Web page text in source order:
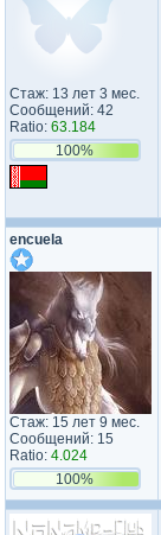
Стаж: 13 лет 3 мес.
Сообщений: 42
Ratio: 63.184
100%
encuela
Стаж: 15 лет 9 мес.
Сообщений: 15
Ratio: 4.024
100%